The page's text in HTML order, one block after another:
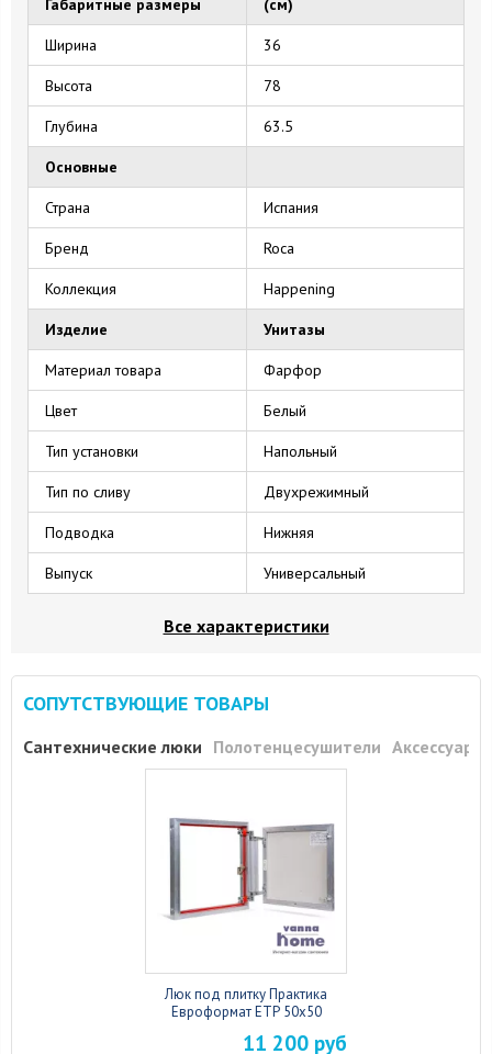
Габаритные размеры (см)
Ширина 36
Высота 78
Глубина 63.5
Основные
Страна Испания
Бренд Roca
Коллекция Happening
Изделие Унитазы
Материал товара Фарфор
Цвет Белый
Тип установки Напольный
Тип по сливу Двухрежимный
Подводка Нижняя
Выпуск Универсальный
Все характеристики
СОПУТСТВУЮЩИЕ ТОВАРЫ
Сантехнические люки Полотенцесушители Аксессуары
Люк под плитку Практика
Евроформат ЕТР 50x50
11 200 руб